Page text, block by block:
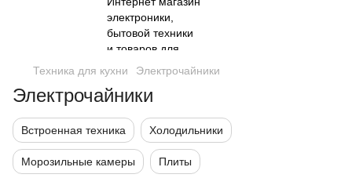
Техника для кухни Электрочайники
Электрочайники
Встроенная техника Холодильники
Морозильные камеры Плиты